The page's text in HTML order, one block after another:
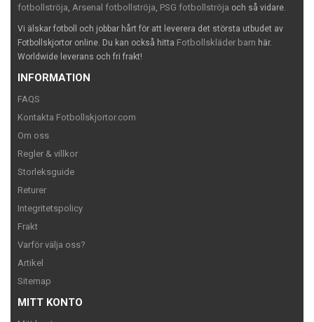
fotbollströja, Arsenal fotbollströja, PSG fotbollströja och så vidare.
Vi älskar fotboll och jobbar hårt för att leverera det största utbudet av
Fotbollskjortor online. Du kan också hitta Fotbollskläder barn här.
Worldwide leverans och fri frakt!
INFORMATION
FAQS
Kontakta Fotbollskjortor.com
Om oss
Regler & villkor
Storleksguide
Returer
Integritetspolicy
Frakt
Varför välja oss?
Artikel
Sitemap
MITT KONTO